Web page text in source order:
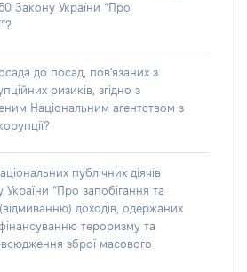
Закону України “Про
до посад, пов'язаних з
ризиків, згідно з
Національним агентством з
публічних діячів
України “Про запобігання та
(відмиванню) доходів, одержаних
тероризму та
зброї масового